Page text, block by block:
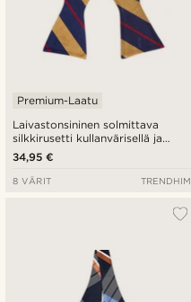
Laivastonsininen solmittava
silkkirusetti kullanvärisellä ja
punaisella raidalla
Premium-Laatu
34,95 €
8 VÄRIT TRENDHIM